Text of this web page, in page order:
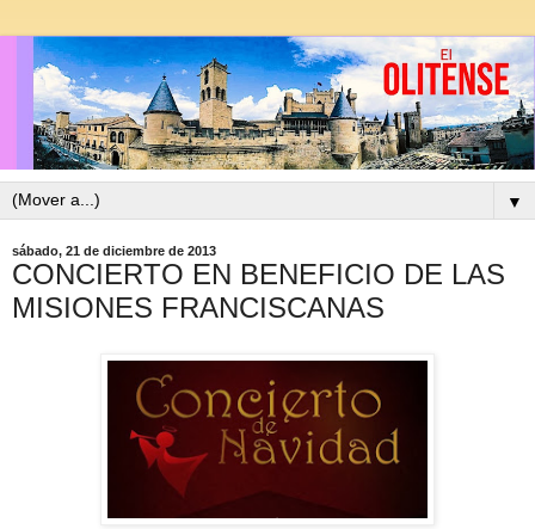
▼
sábado, 21 de diciembre de 2013
CONCIERTO EN BENEFICIO DE LAS
MISIONES FRANCISCANAS